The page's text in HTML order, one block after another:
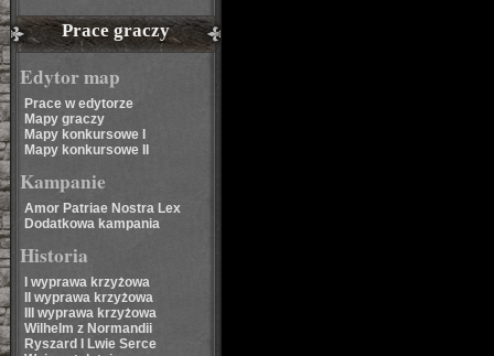
Prace graczy
Edytor map
Prace w edytorze
Mapy graczy
Mapy konkursowe I
Mapy konkursowe II
Kampanie
Amor Patriae Nostra Lex
Dodatkowa kampania
Historia
I wyprawa krzyżowa
II wyprawa krzyżowa
III wyprawa krzyżowa
Wilhelm z Normandii
Ryszard I Lwie Serce